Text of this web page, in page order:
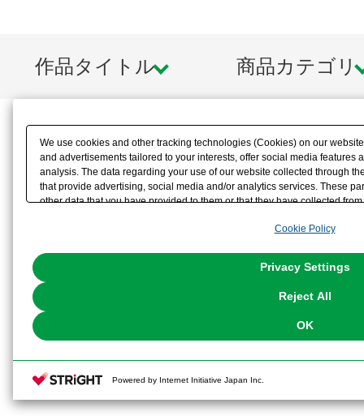
作品タイトル 商品カテゴリ
We use cookies and other tracking technologies (Cookies) on our
and advertisements tailored to your interests, offer social media features
analysis. The data regarding your use of our website collected through
that provide advertising, social media and/or analytics services. These
other data that you have provided to them or that they have collected
the use of all Cookies except for Strictly Necessary Cookies, please
You can change your consent or rejection settings at any time via
Cookie Policy
Privacy Settings
Reject All
OK
Powered by Internet Initiative Japan Inc.